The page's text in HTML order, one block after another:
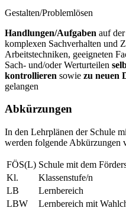
Gestalten/Problemlösen
Handlungen/Aufgaben auf
komplexen Sachverhalten und
Arbeitstechniken, geeigneten
Sach- und/oder Werturteilen
kontrollieren sowie zu neuen
gelangen
Abkürzungen
In den Lehrplänen der Schule
werden folgende Abkürzungen
FÖS(L) Schule mit dem
Kl.
Klassenstufe/n
LB
Lernbereich
LBW
Lernbereich mit